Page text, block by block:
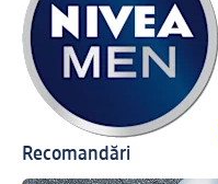
Recomandări